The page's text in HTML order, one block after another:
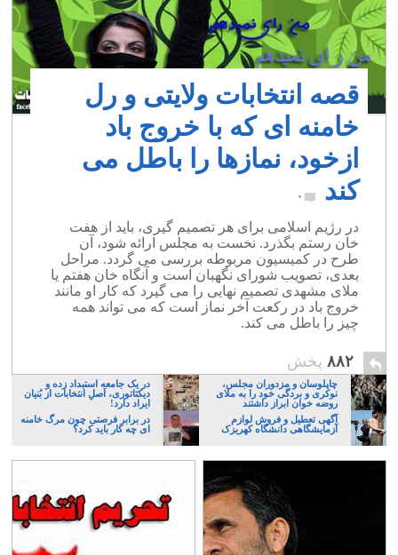
قصه انتخابات ولایتی و رل
خامنه ای که با خروج باد
ازخود، نمازها را باطل می
کند
۰
در رژیم اسلامی برای هر تصمیم گیری، باید از هفت
خان رستم بگذرد. نخست به مجلس ارائه شود، آن
طرح در کمیسیون مربوطه بررسی می گردد. مراحل
بعدی، تصویب شورای نگهبان است و آنگاه خان هفتم یا
ملای مشهدی تصمیم نهایی را می گیرد که کار او مانند
خروج باد در رکعت آخر نماز است که می تواند همه
چیز را باطل می کند.
۸۸۲ پخش
چاپلوسان و مزدوران مجلس،
نوکری و بردگی خود را به ملای
روضه خوان ابراز داشتند
در یک جامعه استبداد زده و
دیکتاتوری، اَصلِ انتخابات از بُنیان
ایراد دارد!
آگهی تعطیل و فروش لوازم
آزمایشگاهی دانشگاه کهریزک
در برابر فرصتی چون مرگ خامنه
ای چه کار باید کرد؟